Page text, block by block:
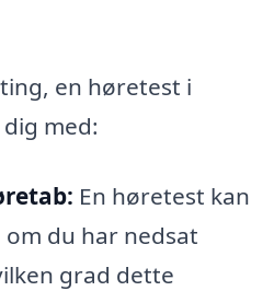
en høretest i
med:
En høretest kan
du har nedsat
grad dette